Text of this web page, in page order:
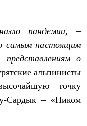
пандемии, –
самым настоящим
о
альпинисты
точку
Сардык – «Пиком